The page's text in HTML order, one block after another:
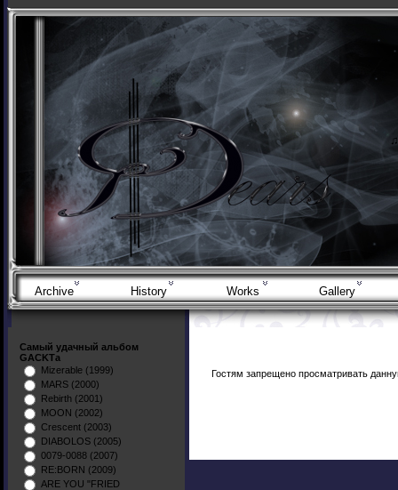
♫
Archive History Works Gallery
Самый удачный альбом
GACKTа
Mizerable (1999)
MARS (2000)
Rebirth (2001)
MOON (2002)
Crescent (2003)
DIABOLOS (2005)
0079-0088 (2007)
RE:BORN (2009)
ARE YOU "FRIED
Гостям запрещено просматривать